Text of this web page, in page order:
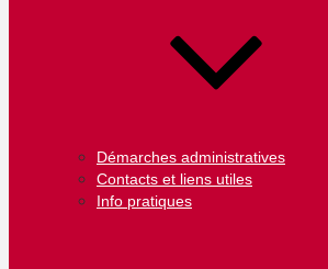
Démarches administratives
Contacts et liens utiles
Info pratiques